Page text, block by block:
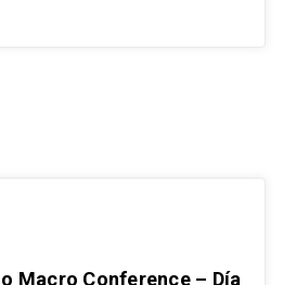
Macro Conference – Día